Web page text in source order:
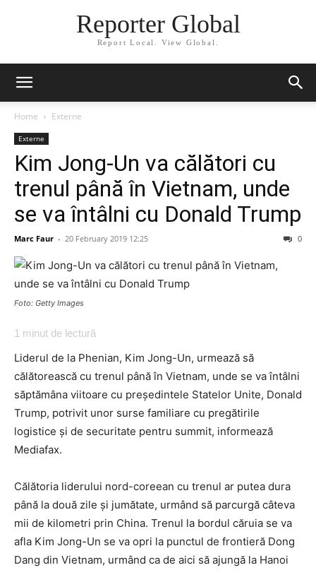
Reporter Global
Report Local. View Global.
Home Externe
Externe
Kim Jong-Un va călători cu
trenul până în Vietnam, unde
se va întâlni cu Donald Trump
Marc Faur - 20 February 2019 12:25 0
Foto: Getty Images
1 minut de lectură
Liderul de la Phenian, Kim Jong-Un, urmează să
călătorească cu trenul până în Vietnam, unde se va întâlni
săptămâna viitoare cu președintele Statelor Unite, Donald
Trump, potrivit unor surse familiare cu pregătirile
logistice și de securitate pentru summit, informează
Mediafax.
Călătoria liderului nord-coreean cu trenul ar putea dura
până la două zile și jumătate, urmând să parcurgă câteva
mii de kilometri prin China. Trenul la bordul căruia se va
afla Kim Jong-Un se va opri la punctul de frontieră Dong
Dang din Vietnam, urmând ca de aici să ajungă la Hanoi